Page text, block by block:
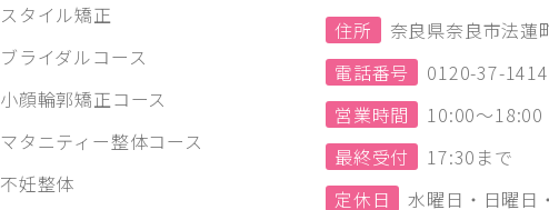
スタイル矯正
ブライダルコース
小顔輪郭矯正コース
マタニティー整体コース
不妊整体
住所
奈良県奈良市法蓮
電話番号
0120-37-1414
営業時間
10:00～18:00
最終受付
17:30まで
定休日
水曜日・日曜日